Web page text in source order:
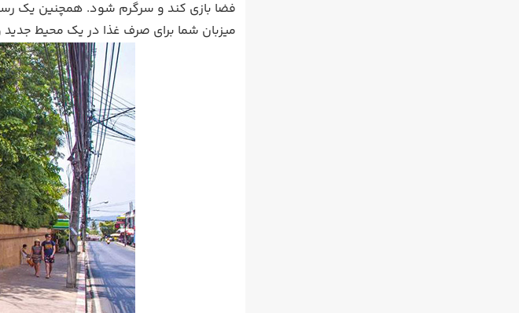
فضا بازی کند و سرگرم شود. همچنین یک
میزبان شما برای صرف غذا در یک محیط